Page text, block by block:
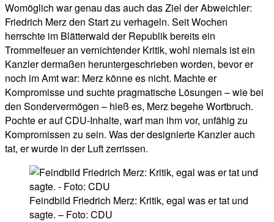
Womöglich war genau das auch das Ziel der Abweichler:
Friedrich Merz den Start zu verhageln. Seit Wochen
herrschte im Blätterwald der Republik bereits ein
Trommelfeuer an vernichtender Kritik, wohl niemals ist ein
Kanzler dermaßen heruntergeschrieben worden, bevor er
noch im Amt war: Merz könne es nicht. Machte er
Kompromisse und suchte pragmatische Lösungen – wie bei
den Sondervermögen – hieß es, Merz begehe Wortbruch.
Pochte er auf CDU-Inhalte, warf man ihm vor, unfähig zu
Kompromissen zu sein. Was der designierte Kanzler auch
tat, er wurde in der Luft zerrissen.
Feindbild Friedrich Merz: Kritik, egal was er tat und
sagte. – Foto: CDU